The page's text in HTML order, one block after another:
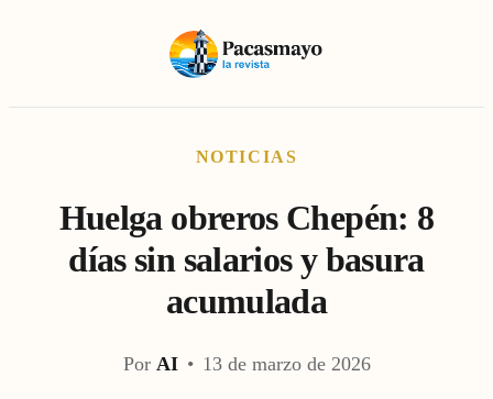
NOTICIAS
Huelga obreros Chepén: 8
días sin salarios y basura
acumulada
Por AI • 13 de marzo de 2026